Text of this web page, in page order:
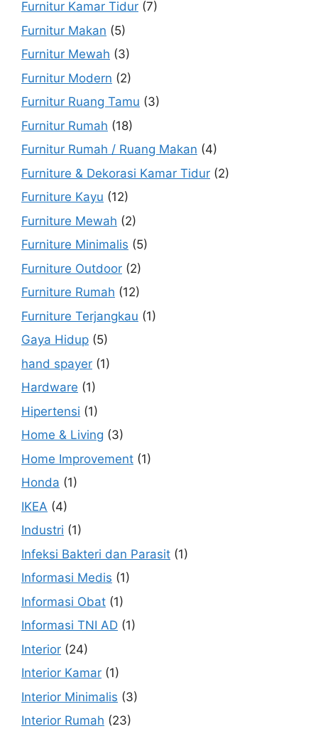
Furnitur Kamar Tidur (7)
Furnitur Makan (5)
Furnitur Mewah (3)
Furnitur Modern (2)
Furnitur Ruang Tamu (3)
Furnitur Rumah (18)
Furnitur Rumah / Ruang Makan (4)
Furniture & Dekorasi Kamar Tidur (2)
Furniture Kayu (12)
Furniture Mewah (2)
Furniture Minimalis (5)
Furniture Outdoor (2)
Furniture Rumah (12)
Furniture Terjangkau (1)
Gaya Hidup (5)
hand spayer (1)
Hardware (1)
Hipertensi (1)
Home & Living (3)
Home Improvement (1)
Honda (1)
IKEA (4)
Industri (1)
Infeksi Bakteri dan Parasit (1)
Informasi Medis (1)
Informasi Obat (1)
Informasi TNI AD (1)
Interior (24)
Interior Kamar (1)
Interior Minimalis (3)
Interior Rumah (23)